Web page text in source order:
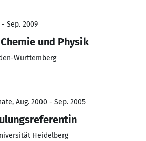
Sep. 2009
und Physik
Württemberg
Aug. 2000 - Sep. 2005
Heidelberg